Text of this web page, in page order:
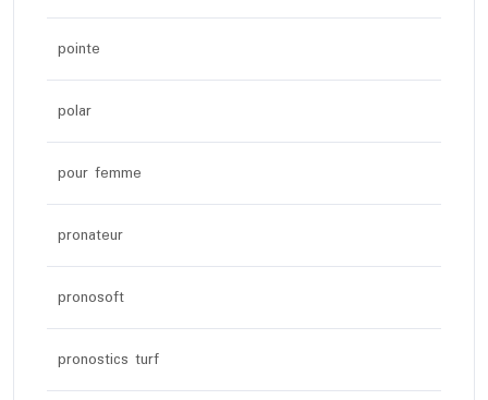
pointe
polar
pour femme
pronateur
pronosoft
pronostics turf